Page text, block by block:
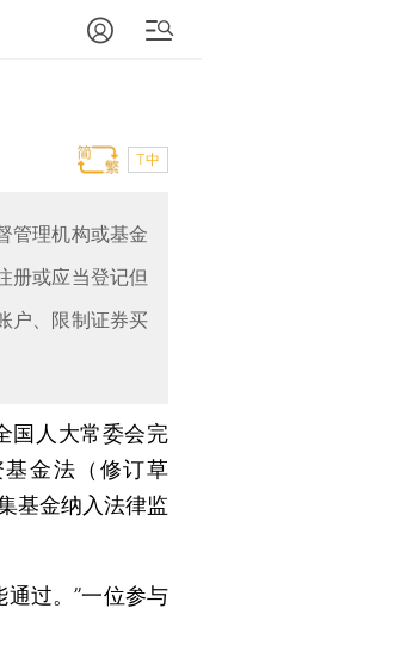
T中
管理机构或基金
册或应当登记但
户、限制证券买
国人大常委会完
金法（修订草
基金纳入法律监
过。”一位参与